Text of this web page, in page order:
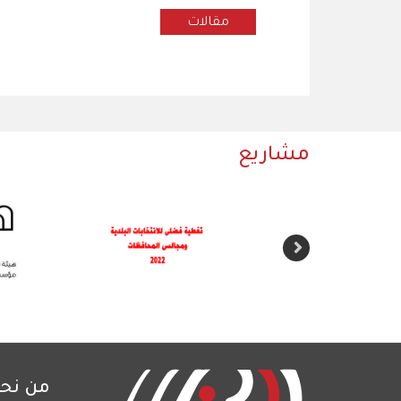
مقالات
مشاريع
من